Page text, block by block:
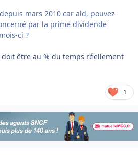
mars 2010 car ald, pouvez-
par la prime dividende
ci ?
être au % du temps réellement
1